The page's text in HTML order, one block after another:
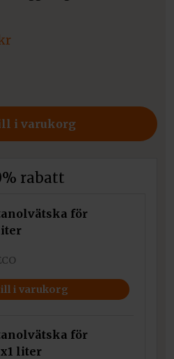
i varukorg
rabatt
för
i varukorg
för
liter